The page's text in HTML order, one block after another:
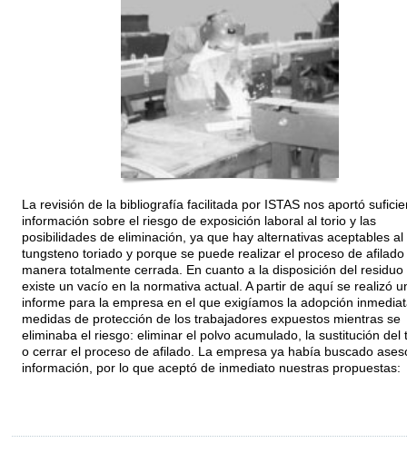
La revisión de la bibliografía facilitada por ISTAS nos aportó
información sobre el riesgo de exposición laboral al torio y las
posibilidades de eliminación, ya que hay alternativas aceptables al
tungsteno toriado y porque se puede realizar el proceso de afilado
manera totalmente cerrada. En cuanto a la disposición del residuo
existe un vacío en la normativa actual. A partir de aquí se realizó
informe para la empresa en el que exigíamos la adopción
medidas de protección de los trabajadores expuestos mientras se
eliminaba el riesgo: eliminar el polvo acumulado, la sustitución del
o cerrar el proceso de afilado. La empresa ya había buscado
información, por lo que aceptó de inmediato nuestras propuestas: